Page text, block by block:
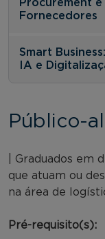
Procurement
Fornecedores
Smart
IA e
Público-
| Graduados em
que atuam ou
na área de
Pré-requisito(s):